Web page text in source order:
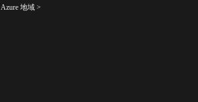
Azure 地域 >